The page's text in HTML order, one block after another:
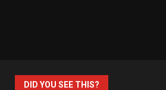
DID YOU SEE THIS?